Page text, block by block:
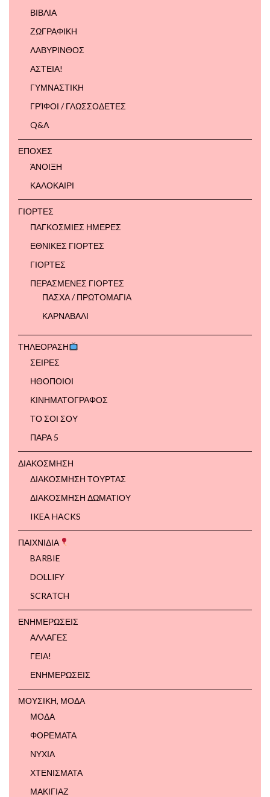
ΒΙΒΛΙΑ
ΖΩΓΡΑΦΙΚΗ
ΛΑΒΥΡΙΝΘΟΣ
ΑΣΤΕΙΑ!
ΓΥΜΝΑΣΤΙΚΗ
ΓΡΊΦΟΙ / ΓΛΩΣΣΟΔΕΤΕΣ
Q&A
ΕΠΟΧΕΣ
ΆΝΟΙΞΗ
ΚΑΛΟΚΑΙΡΙ
ΓΙΟΡΤΕΣ
ΠΑΓΚΟΣΜΙΕΣ ΗΜΕΡΕΣ
ΕΘΝΙΚΕΣ ΓΙΟΡΤΕΣ
ΓΙΟΡΤΕΣ
ΠΕΡΑΣΜΕΝΕΣ ΓΙΟΡΤΕΣ
ΠΑΣΧΑ / ΠΡΩΤΟΜΑΓΙΑ
ΚΑΡΝΑΒΑΛΙ
ΤΗΛΕΟΡΑΣΗ
ΣΕΙΡΕΣ
ΗΘΟΠΟΙΟΙ
ΚΙΝΗΜΑΤΟΓΡΑΦΟΣ
ΤΟ ΣΟΙ ΣΟΥ
ΠΑΡΑ 5
ΔΙΑΚΟΣΜΗΣΗ
ΔΙΑΚΟΣΜΗΣΗ ΤΟΥΡΤΑΣ
ΔΙΑΚΟΣΜΗΣΗ ΔΩΜΑΤΙΟΥ
IKEA HACKS
ΠΑΙΧΝΙΔΙΑ
BARBIE
DOLLIFY
SCRATCH
ΕΝΗΜΕΡΩΣΕΙΣ
ΑΛΛΑΓΕΣ
ΓΕΙΑ!
ΕΝΗΜΕΡΩΣΕΙΣ
ΜΟΥΣΙΚΗ, ΜΟΔΑ
ΜΟΔΑ
ΦΟΡΕΜΑΤΑ
ΝΥΧΙΑ
ΧΤΕΝΙΣΜΑΤΑ
ΜΑΚΙΓΙΑΖ